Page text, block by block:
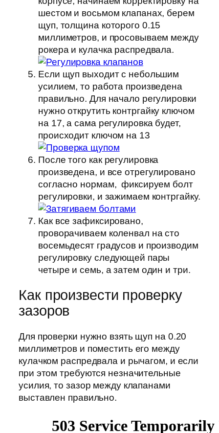
шестом и восьмом клапанах, берем
щуп, толщина которого 0.15
миллиметров, и просовываем между
рокера и кулачка распредвала.
Если щуп выходит с небольшим
усилием, то работа произведена
правильно. Для начало регулировки
нужно открутить контргайку ключом
на 17, а сама регулировка будет,
происходит ключом на 13
После того как регулировка
произведена, и все отрегулировано
согласно нормам, фиксируем болт
регулировки, и зажимаем контргайку.
Как все зафиксировано,
проворачиваем коленвал на сто
восемьдесят градусов и производим
регулировку следующей пары
четыре и семь, а затем один и три.
Как произвести проверку
зазоров
Для проверки нужно взять щуп на 0.20
миллиметров и поместить его между
кулачком распредвала и рычагом, и если
при этом требуются незначительные
усилия, то зазор между клапанами
выставлен правильно.